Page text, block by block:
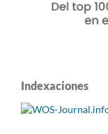
Indexaciones